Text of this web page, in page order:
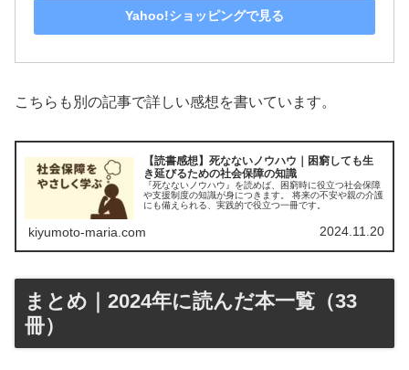
Yahoo!ショッピングで見る
こちらも別の記事で詳しい感想を書いています。
【読書感想】死なないノウハウ｜困窮しても生
き延びるための社会保障の知識
『死なないノウハウ』を読めば、困窮時に役立つ社会保障
や支援制度の知識が身につきます。 将来の不安や親の介護
にも備えられる、実践的で役立つ一冊です。
kiyumoto-maria.com 2024.11.20
まとめ｜2024年に読んだ本一覧（33
冊）